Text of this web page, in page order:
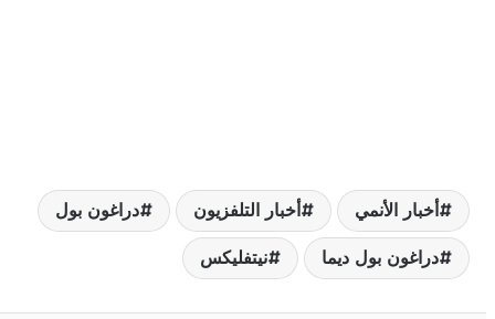
الأنمي أخبار التلفزيون دراغون بول
بول ديما نيتفليكس